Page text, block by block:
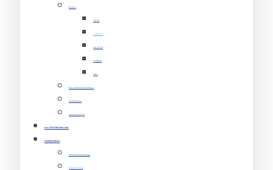
Marken
VOLVO
LYNK & CO
POLESTAR
PEUGEOT
OPEL
Neu- & Gebrauchtfahrzeuge
Nutzfahrzeuge
Inzahlungnahme
E-AUTO-FÖRDERUNG
REISEMOBILE
Modelle & Vermietung
Tipps & Touren